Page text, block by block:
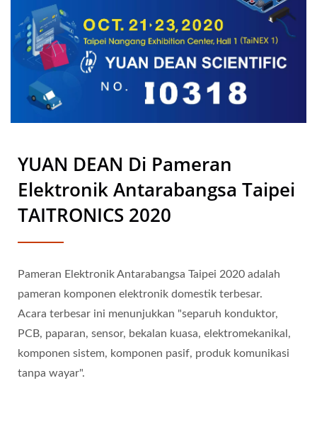
YUAN DEAN Di Pameran
Elektronik Antarabangsa Taipei
TAITRONICS 2020
Pameran Elektronik Antarabangsa Taipei 2020 adalah
pameran komponen elektronik domestik terbesar.
Acara terbesar ini menunjukkan "separuh konduktor,
PCB, paparan, sensor, bekalan kuasa, elektromekanikal,
komponen sistem, komponen pasif, produk komunikasi
tanpa wayar".